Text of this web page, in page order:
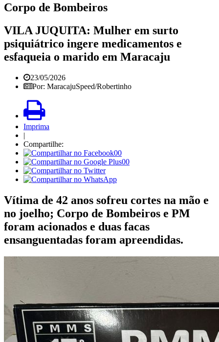
Corpo de Bombeiros
VILA JUQUITA: Mulher em surto
psiquiátrico ingere medicamentos e
esfaqueia o marido em Maracaju
23/05/2026
Por: MaracajuSpeed/Robertinho
Imprima
|
Compartilhe:
00
00
Vítima de 42 anos sofreu cortes na mão e
no joelho; Corpo de Bombeiros e PM
foram acionados e duas facas
ensanguentadas foram apreendidas.